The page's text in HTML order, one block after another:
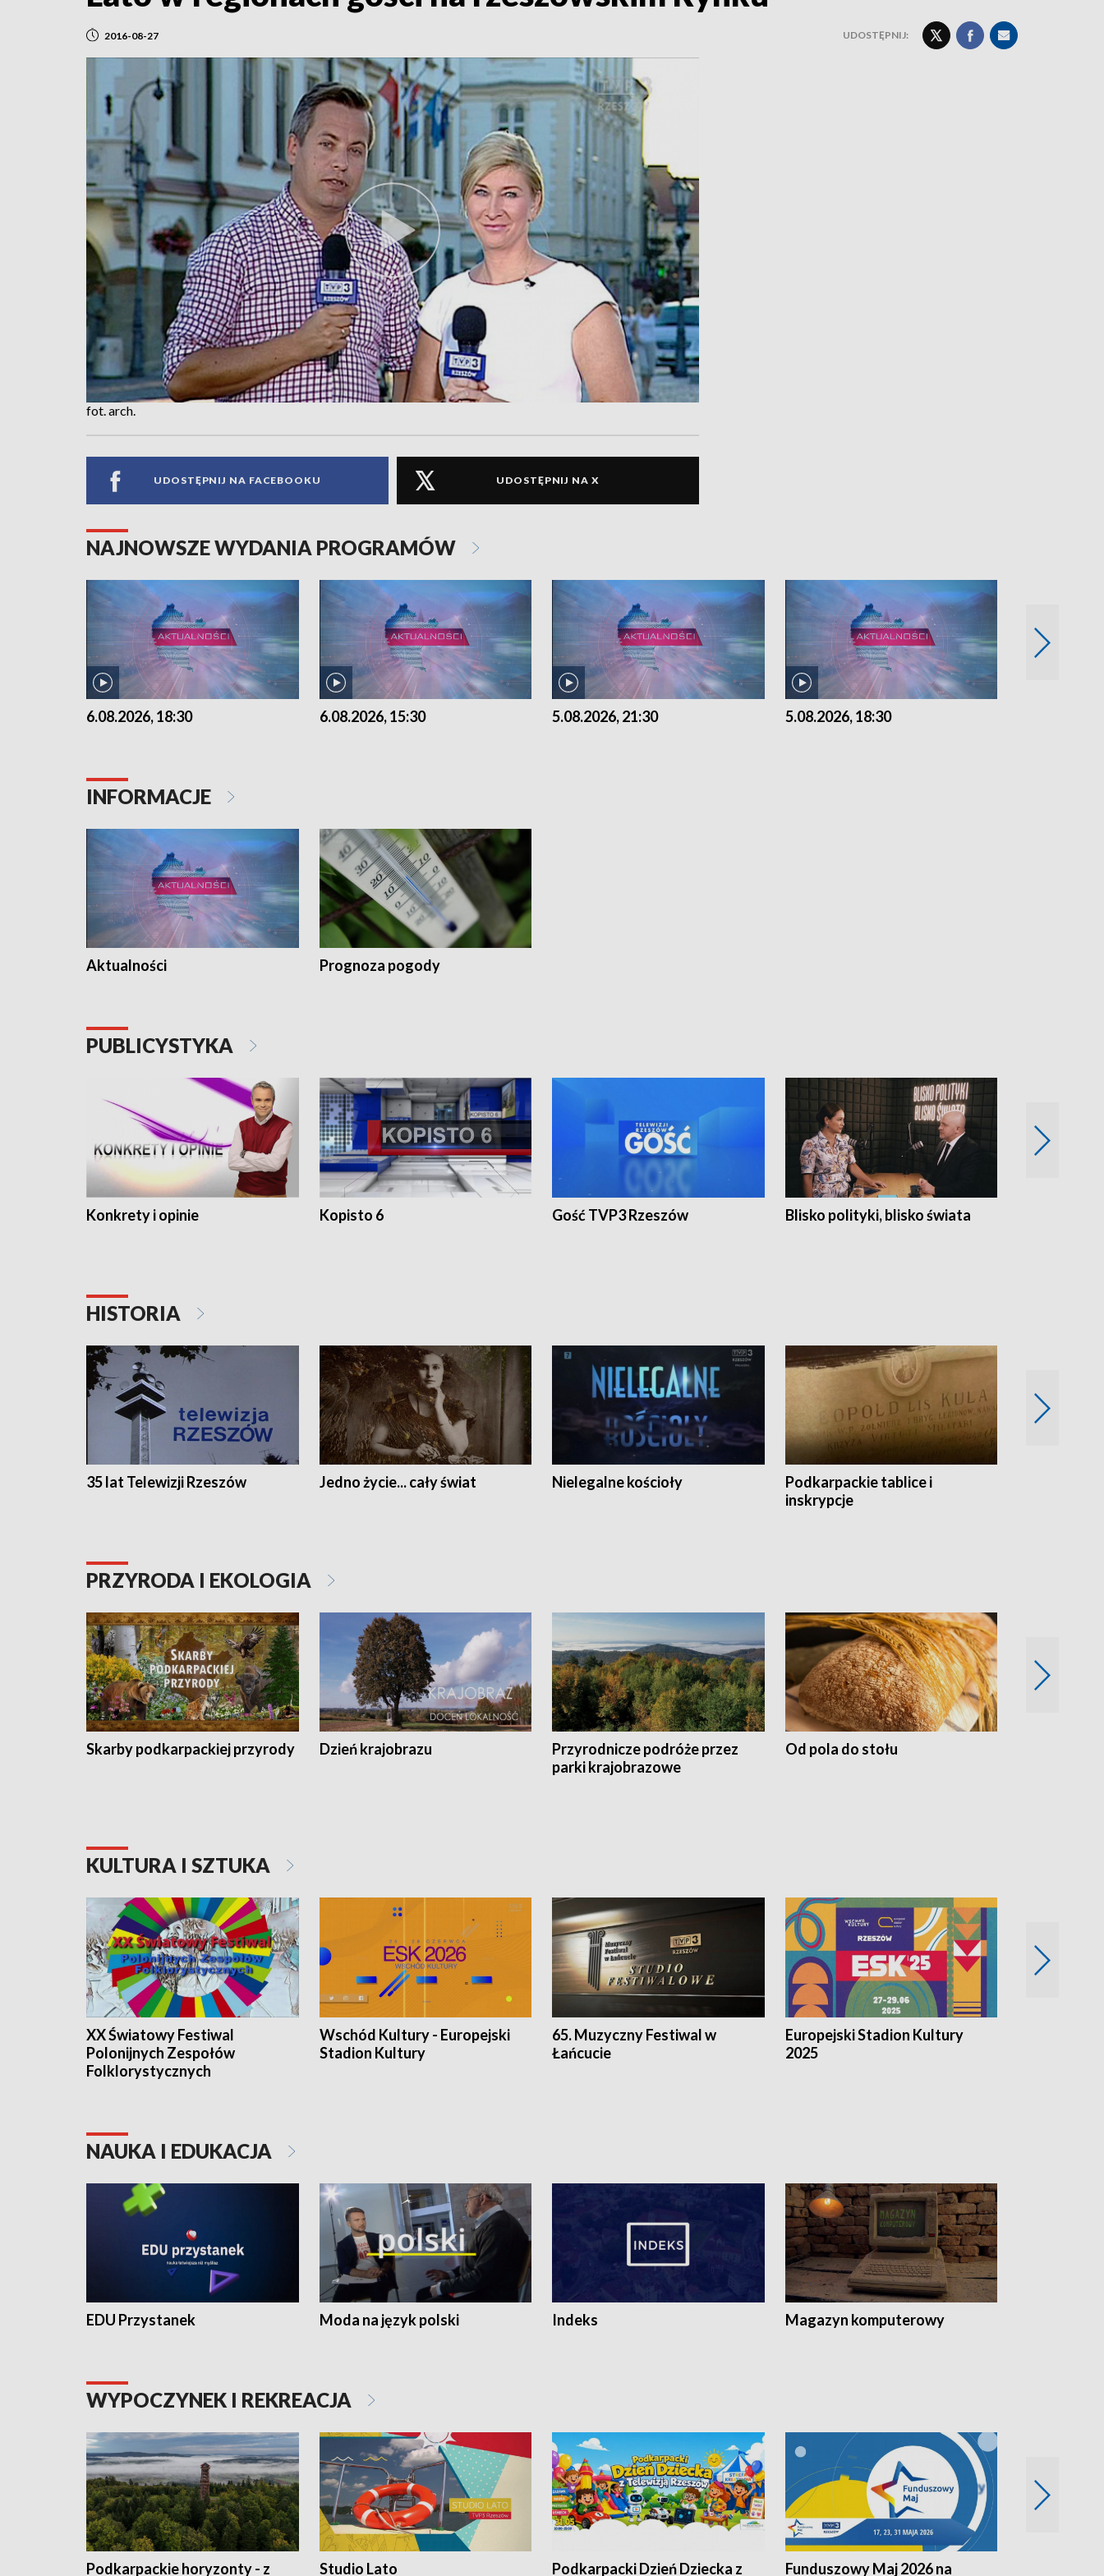
2016-08-27 UDOSTĘPNIJ:
fot. arch.
UDOSTĘPNIJ NA FACEBOOKU UDOSTĘPNIJ NA X
NAJNOWSZE WYDANIA PROGRAMÓW
6.08.2026, 18:30 6.08.2026, 15:30 5.08.2026, 21:30 5.08.2026, 18:30
INFORMACJE
Aktualności Prognoza pogody
PUBLICYSTYKA
Konkrety i opinie Kopisto 6 Gość TVP3 Rzeszów Blisko polityki, blisko świata
HISTORIA
35 lat Telewizji Rzeszów Jedno życie... cały świat Nielegalne kościoły
Podkarpackie tablice i
inskrypcje
PRZYRODA I EKOLOGIA
Skarby podkarpackiej przyrody Dzień krajobrazu
Przyrodnicze podróże przez
parki krajobrazowe
Od pola do stołu
KULTURA I SZTUKA
XX Światowy Festiwal
Polonijnych Zespołów
Folklorystycznych
Wschód Kultury - Europejski
Stadion Kultury
65. Muzyczny Festiwal w
Łańcucie
Europejski Stadion Kultury
2025
NAUKA I EDUKACJA
EDU Przystanek Moda na język polski Indeks Magazyn komputerowy
WYPOCZYNEK I REKREACJA
Podkarpackie horyzonty - z Studio Lato Podkarpacki Dzień Dziecka z Funduszowy Maj 2026 na